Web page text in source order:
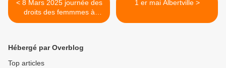
< 8 Mars 2025 journée des
droits des femmmes à
Albertville
1 er mai Albertville >
Hébergé par Overblog
Top articles